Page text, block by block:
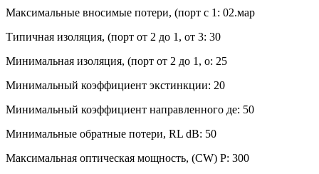
Максимальные вносимые потери, (порт с 1: 02.мар
Типичная изоляция, (порт от 2 до 1, от 3: 30
Минимальная изоляция, (порт от 2 до 1, о: 25
Минимальный коэффициент экстинкции: 20
Минимальный коэффициент направленного де: 50
Минимальные обратные потери, RL dB: 50
Максимальная оптическая мощность, (CW) P: 300